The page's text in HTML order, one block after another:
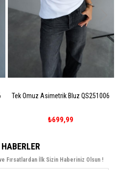
Tek Omuz Asimetrik Bluz QS251006
₺699,99
Fırsatlardan İlk Sizin Haberiniz Olsun !